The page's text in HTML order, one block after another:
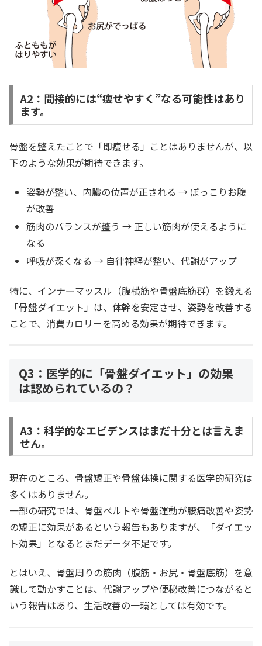
A2：間接的には“痩せやすく”なる可能性はあり
ます。
骨盤を整えたことで「即痩せる」ことはありませんが、以
下のような効果が期待できます。
姿勢が整い、内臓の位置が正される → ぽっこりお腹
が改善
筋肉のバランスが整う → 正しい筋肉が使えるように
なる
呼吸が深くなる → 自律神経が整い、代謝がアップ
特に、インナーマッスル（腹横筋や骨盤底筋群）を鍛える
「骨盤ダイエット」は、体幹を安定させ、姿勢を改善する
ことで、消費カロリーを高める効果が期待できます。
Q3：医学的に「骨盤ダイエット」の効果
は認められているの？
A3：科学的なエビデンスはまだ十分とは言えま
せん。
現在のところ、骨盤矯正や骨盤体操に関する医学的研究は
多くはありません。
一部の研究では、骨盤ベルトや骨盤運動が腰痛改善や姿勢
の矯正に効果があるという報告もありますが、「ダイエッ
ト効果」となるとまだデータ不足です。
とはいえ、骨盤周りの筋肉（腹筋・お尻・骨盤底筋）を意
識して動かすことは、代謝アップや便秘改善につながると
いう報告はあり、生活改善の一環としては有効です。